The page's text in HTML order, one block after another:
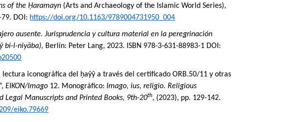
of the Ḥaramayn (Arts and Archaeology of the Islamic World Series),
DOI: https://doi.org/10.1163/9789004731950_004
ausente. Jurisprudencia y cultura material en la peregrinación
bi-l-niyāba), Berlín: Peter Lang, 2023. ISBN 978-3-631-88983-1 DOI:
iconográfica del ḥaŷŷ a través del certificado ORB.50/11 y otras
EIKON/Imago 12. Monográfico: Imago, ius, religio. Religious
Legal Manuscripts and Printed Books, 9th-20th, (2023), pp. 129-142.
eiko.79669